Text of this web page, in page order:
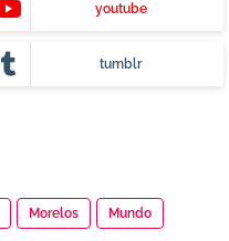
youtube
tumblr
Morelos Mundo